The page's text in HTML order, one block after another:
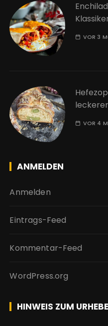
VOR 3
VOR 4
ANMELDEN
Anmelden
Eintrags-Feed
Kommentar-Feed
WordPress.org
HINWEIS ZUM